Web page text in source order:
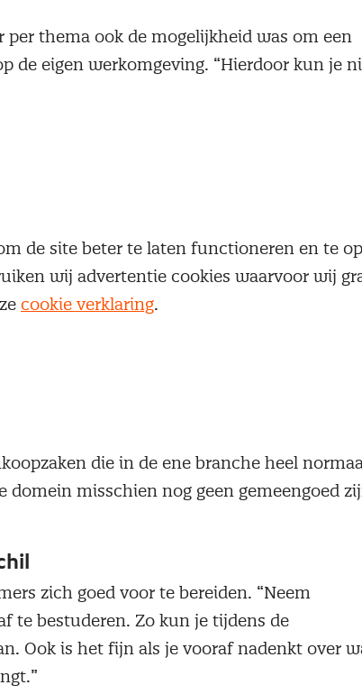
thema ook de mogelijkheid was om een
de eigen werkomgeving. “Hierdoor kun je
zien hoe je met een grondige
je onderhandelingspositie enorm kunt
heel goed toepasbaar in je eigen
waar Cor veel aan heeft gehad. Ook de
inzichten gegeven. “Je leert altijd van
die in de ene branche heel
misschien nog geen gemeengoed
zich goed voor te bereiden. “Neem
te bestuderen. Zo kun je tijdens de
Ook is het fijn als je vooraf nadenkt over
de site beter te laten functioneren en te
wij advertentie cookies waarvoor wij
cookie verklaring.